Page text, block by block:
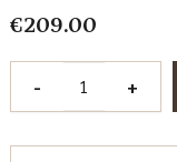
€209.00
-
bruin
+